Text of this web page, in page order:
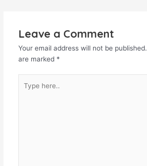
Leave a Comment
Your email address will not be published.
are marked *
here..